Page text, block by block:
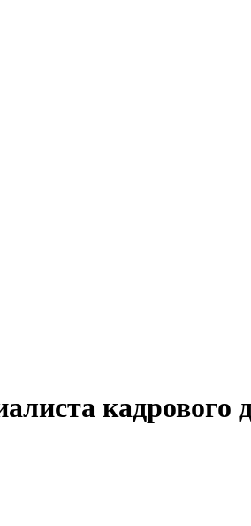
кадрового